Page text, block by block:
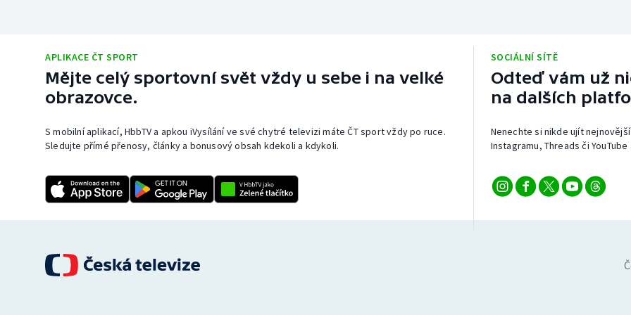
APLIKACE ČT SPORT
Mějte celý sportovní svět vždy u sebe i na velké
obrazovce.
S mobilní aplikací, HbbTV a apkou iVysílání ve své chytré televizi máte ČT sport vždy po ruce.
Sledujte přímé přenosy, články a bonusový obsah kdekoli a kdykoli.
SOCIÁLNÍ SÍTĚ
Odteď vám už
na dalších
Nenechte si nikde ujít
Instagramu, Threads či